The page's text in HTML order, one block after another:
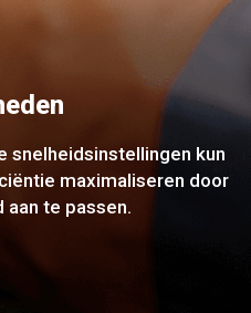
snelheidsinstellingen kun
maximaliseren door
aan te passen.